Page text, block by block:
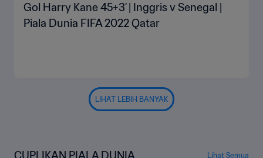
Gol Harry Kane 45+3' | Inggris v Senegal |
Piala Dunia FIFA 2022 Qatar
LIHAT LEBIH BANYAK
Lihat Semua